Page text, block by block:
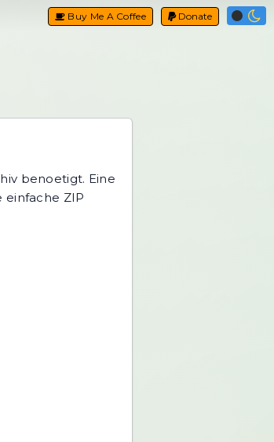
Donate
Buy Me A Coffee
benoetigt. Eine
einfache ZIP